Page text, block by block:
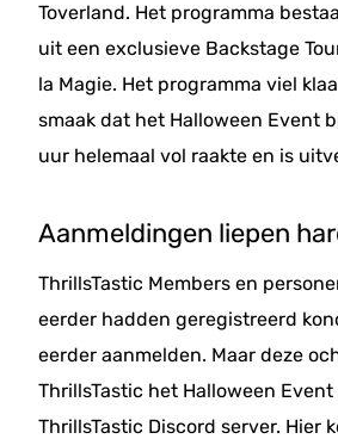
Toverland. Het programma
uit een exclusieve Backstage
la Magie. Het programma viel
smaak dat het Halloween Event
uur helemaal vol raakte en is
Aanmeldingen liepen
ThrillsTastic Members en
eerder hadden geregistreerd
eerder aanmelden. Maar deze
ThrillsTastic het Halloween
ThrillsTastic Discord server. Hier